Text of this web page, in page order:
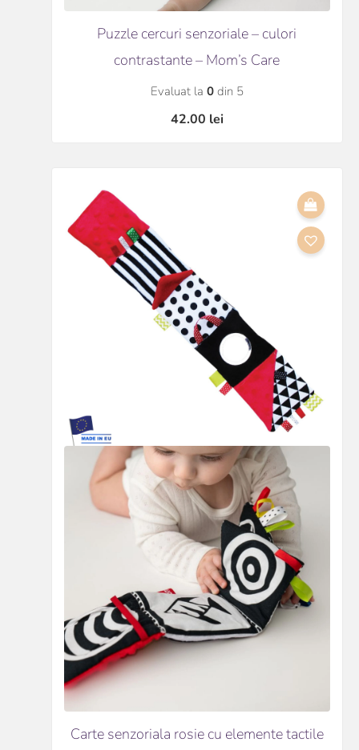
Puzzle cercuri senzoriale – culori
contrastante – Mom’s Care
Evaluat la 0din 5
42.00 lei
Carte senzoriala rosie cu elemente tactile